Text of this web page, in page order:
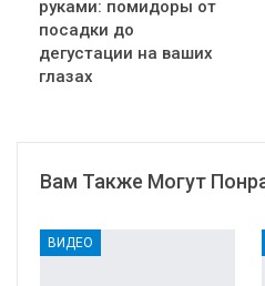
руками: помидоры от
посадки до
дегустации на ваших
глазах
Вам Также Могут
ВИДЕО